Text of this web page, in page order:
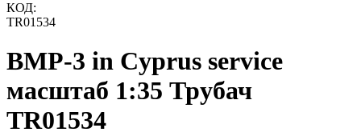
КОД:
TR01534
BMP-3 in Cyprus service
масштаб 1:35 Трубач
TR01534